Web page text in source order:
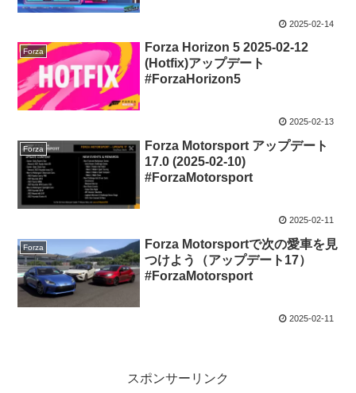
2025-02-14
Forza
Forza Horizon 5 2025-02-12
(Hotfix)アップデート
#ForzaHorizon5
2025-02-13
Forza
Forza Motorsport アップデート
17.0 (2025-02-10)
#ForzaMotorsport
2025-02-11
Forza
Forza Motorsportで次の愛車を見
つけよう（アップデート17）
#ForzaMotorsport
2025-02-11
スポンサーリンク